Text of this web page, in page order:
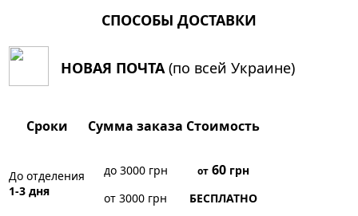
СПОСОБЫ ДОСТАВКИ
НОВАЯ ПОЧТА (по всей Украине)
Сроки Сумма заказа Стоимость
До отделения
1-3 дня
до 3000 грн от60грн
от 3000 грн
БЕСПЛАТНО